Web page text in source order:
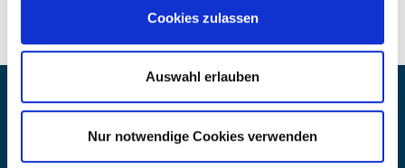
Cookies zulassen
Auswahl erlauben
Nur notwendige Cookies verwenden
Página de inicio